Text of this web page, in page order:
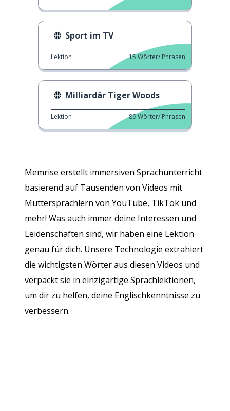
Memrise erstellt immersiven Sprachunterricht
basierend auf Tausenden von Videos mit
Muttersprachlern von YouTube, TikTok und
mehr! Was auch immer deine Interessen und
Leidenschaften sind, wir haben eine Lektion
genau für dich. Unsere Technologie extrahiert
die wichtigsten Wörter aus diesen Videos und
verpackt sie in einzigartige Sprachlektionen,
um dir zu helfen, deine Englischkenntnisse zu
verbessern.
Sport im TV
Lektion 15Wörter/ Phrasen
Milliardär Tiger Woods
Lektion 89Wörter/ Phrasen